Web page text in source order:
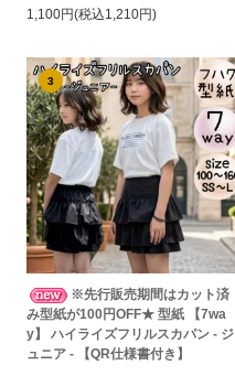
1,100円(税込1,210円)
3
※先行販売期間はカット済
み型紙が100円OFF★ 型紙 【7wa
y】 ハイライズフリルスカパン - ジ
ュニア - 【QR仕様書付き】